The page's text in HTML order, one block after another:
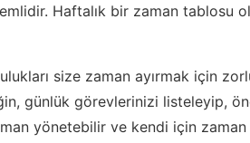
Haftalık bir zaman tablosu
size zaman ayırmak için
günlük görevlerinizi listeleyip,
yönetebilir ve kendi için zaman